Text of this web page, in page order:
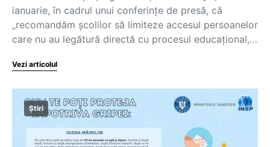
ianuarie, în cadrul unui conferințe de presă, că
„recomandăm școlilor să limiteze accesul persoanelor
care nu au legătură directă cu procesul educațional,…
Vezi articolul
Știri